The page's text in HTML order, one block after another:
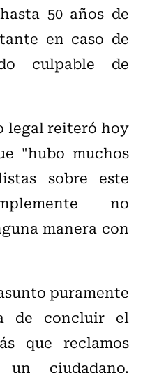
50 años de
en caso de
culpable de
legal reiteró hoy
"hubo muchos
sobre este
no
manera con
puramente
de concluir el
que reclamos
un ciudadano.